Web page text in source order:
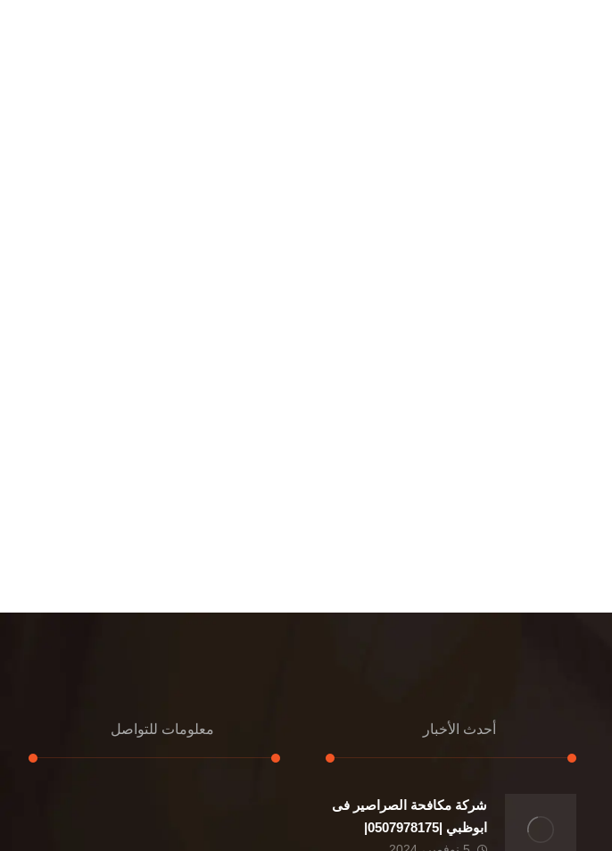
أحدث الأخبار
شركة مكافحة الصراصير فى
ابوظبي |0507978175|
معلومات للتواصل